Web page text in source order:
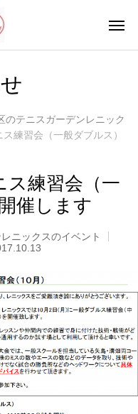
のテニスガーデンレニック
練習会（一般ダブルス）
ス練習会（一
催します
ニックスのイベント